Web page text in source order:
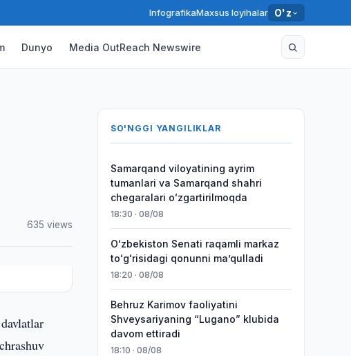
InfografikaMaxsus loyihalar O'z
Dunyo Media OutReach Newswire
635 views
SO'NGGI YANGILIKLAR
Samarqand viloyatining ayrim
tumanlari va Samarqand shahri
chegaralari oʻzgartirilmoqda
18:30 · 08/08
Oʻzbekiston Senati raqamli markaz
toʻgʻrisidagi qonunni maʼqulladi
18:20 · 08/08
Behruz Karimov faoliyatini
Shveysariyaning “Lugano” klubida
davom ettiradi
18:10 · 08/08